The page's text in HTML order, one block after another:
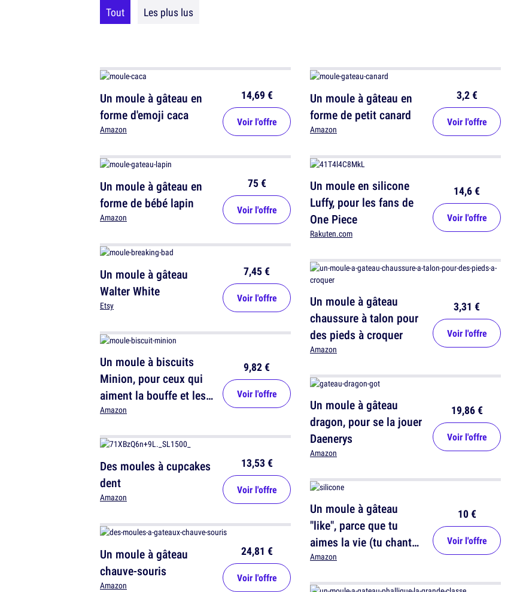
Tout Les plus lus
Un moule à gâteau en
forme d'emoji caca
Amazon
14,69 €
Voir l'offre
Un moule à gâteau en
forme de bébé lapin
Amazon
75 €
Voir l'offre
Un moule à gâteau
Walter White
Etsy
7,45 €
Voir l'offre
Un moule à biscuits
Minion, pour ceux qui
aiment la bouffe et les
Minions
Amazon
9,82 €
Voir l'offre
Des moules à cupcakes
dent
Amazon
13,53 €
Voir l'offre
Un moule à gâteau
chauve-souris
Amazon
24,81 €
Voir l'offre
Un moule à gâteau en
forme de petit canard
Amazon
3,2 €
Voir l'offre
Un moule en silicone
Luffy, pour les fans de
One Piece
Rakuten.com
14,6 €
Voir l'offre
Un moule à gâteau
chaussure à talon pour
des pieds à croquer
Amazon
3,31 €
Voir l'offre
Un moule à gâteau
dragon, pour se la jouer
Daenerys
Amazon
19,86 €
Voir l'offre
Un moule à gâteau
"like", parce que tu
aimes la vie (tu chantes
la vie)
Amazon
10 €
Voir l'offre